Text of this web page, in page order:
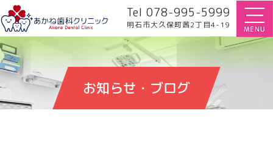
Tel 078-995-5999
明石市大久保町茜2丁目4-19
お知らせ・ブログ